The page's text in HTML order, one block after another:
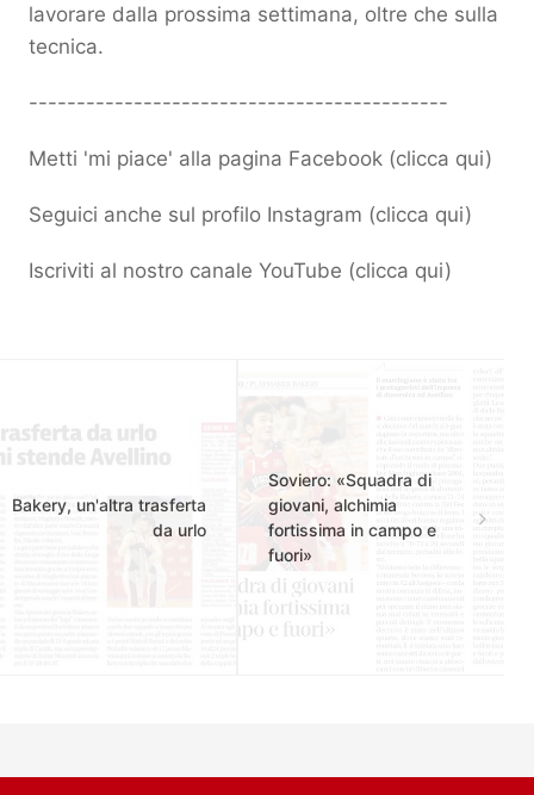
lavorare dalla prossima settimana, oltre che sulla
tecnica.
--------------------------------------------
Metti 'mi piace' alla pagina Facebook (clicca qui)
Seguici anche sul profilo Instagram (clicca qui)
Iscriviti al nostro canale YouTube (clicca qui)
Bakery, un'altra trasferta
da urlo
Soviero: «Squadra di
giovani, alchimia
fortissima in campo e
fuori»